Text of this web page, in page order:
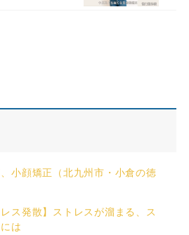
小顔矯正（北九州市・小倉の徳
ス発散】ストレスが溜まる、ス
は